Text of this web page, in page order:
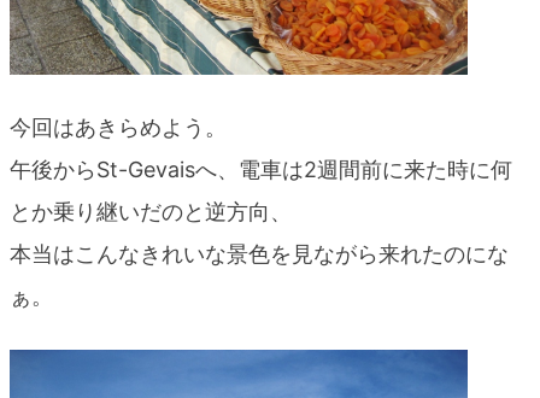
今回はあきらめよう。
午後からSt-Gevaisへ、電車は2週間前に来た時に何
とか乗り継いだのと逆方向、
本当はこんなきれいな景色を見ながら来れたのにな
ぁ。